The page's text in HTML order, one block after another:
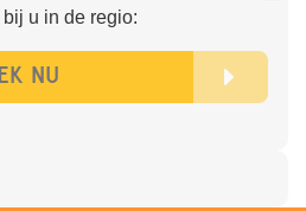
bij u in de regio: